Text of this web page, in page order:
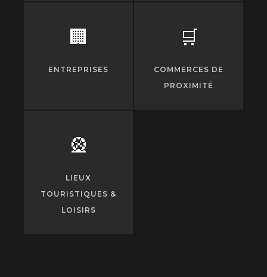
🏢
ENTREPRISES
🛒
COMMERCES DE
PROXIMITÉ
🎡
LIEUX
TOURISTIQUES &
LOISIRS